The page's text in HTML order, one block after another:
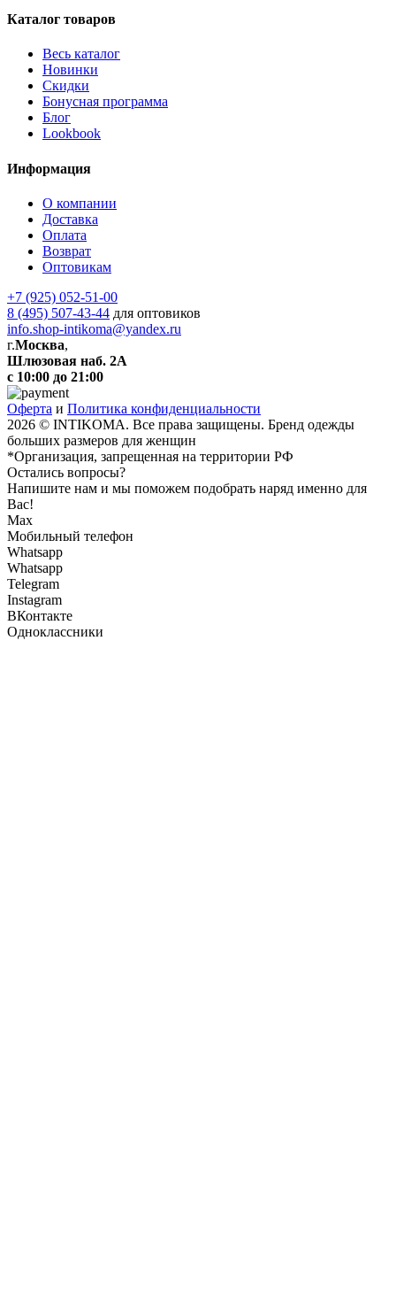
Каталог товаров
Весь каталог
Новинки
Скидки
Бонусная программа
Блог
Lookbook
Информация
О компании
Доставка
Оплата
Возврат
Оптовикам
+7 (925) 052-51-00
8 (495) 507-43-44 для оптовиков
info.shop-intikoma@yandex.ru
г.Москва,
Шлюзовая наб. 2А
с 10:00 до 21:00
Оферта и Политика конфиденциальности
2026 © INTIKOMA. Все права защищены. Бренд одежды
больших размеров для женщин
*Организация, запрещенная на территории РФ
Остались вопросы?
Напишите нам и мы поможем подобрать наряд именно для
Вас!
Max
Мобильный телефон
Whatsapp
Whatsapp
Telegram
Instagram
ВКонтакте
Одноклассники